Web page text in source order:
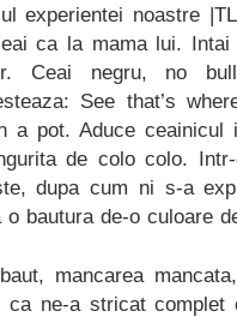
experientei noastre
ca la mama lui.
Ceai negru, no
See that’s
a pot. Aduce ceainicul
de colo colo.
dupa cum ni s-a
o bautura de-o culoare
mancarea
ca ne-a stricat